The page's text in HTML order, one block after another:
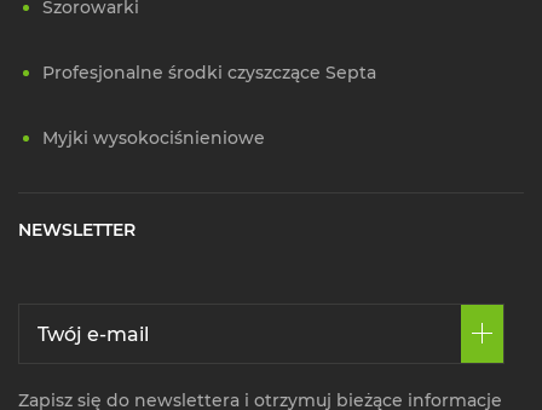
Szorowarki
Profesjonalne środki czyszczące Septa
Myjki wysokociśnieniowe
NEWSLETTER
Zapisz się do newslettera i otrzymuj bieżące informacje